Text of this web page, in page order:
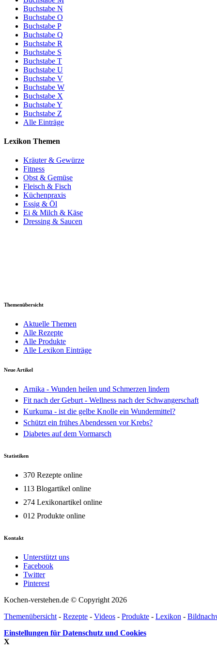
Buchstabe N
Buchstabe O
Buchstabe P
Buchstabe Q
Buchstabe R
Buchstabe S
Buchstabe T
Buchstabe U
Buchstabe V
Buchstabe W
Buchstabe X
Buchstabe Y
Buchstabe Z
Alle Einträge
Lexikon Themen
Kräuter & Gewürze
Fitness
Obst & Gemüse
Fleisch & Fisch
Küchenpraxis
Essig & Öl
Ei & Milch & Käse
Dressing & Saucen
Themenübersicht
Aktuelle Themen
Alle Rezepte
Alle Produkte
Alle Lexikon Einträge
Neue Artikel
Arnika - Wunden heilen und Schmerzen lindern
Fit nach der Geburt - Wellness nach der Schwangerschaft
Kurkuma - ist die gelbe Knolle ein Wundermittel?
Schützt ein frühes Abendessen vor Krebs?
Diabetes auf dem Vormarsch
Statistiken
370 Rezepte online
113 Blogartikel online
274 Lexikonartikel online
012 Produkte online
Kontakt
Unterstützt uns
Facebook
Twitter
Pinterest
Kochen-verstehen.de © Copyright 2026
Themenübersicht - Rezepte - Videos - Produkte - Lexikon -
Einstellungen für Datenschutz und Cookies
X